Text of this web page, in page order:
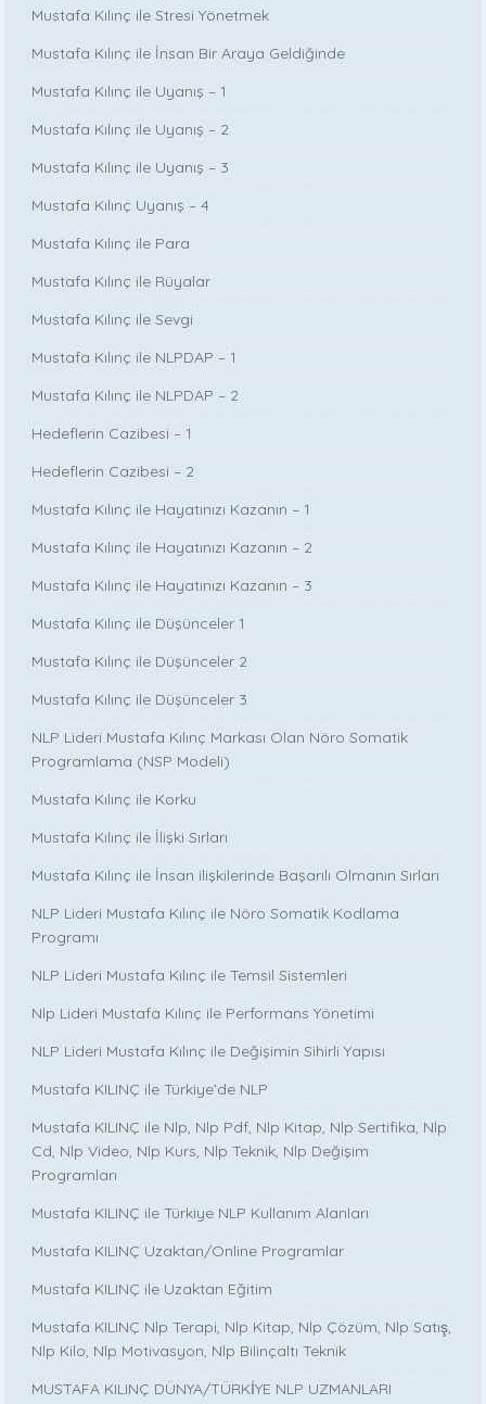
Mustafa Kılınç ile Stresi Yönetmek
Mustafa Kılınç ile İnsan Bir Araya Geldiğinde
Mustafa Kılınç ile Uyanış – 1
Mustafa Kılınç ile Uyanış – 2
Mustafa Kılınç ile Uyanış – 3
Mustafa Kılınç Uyanış – 4
Mustafa Kılınç ile Para
Mustafa Kılınç ile Rüyalar
Mustafa Kılınç ile Sevgi
Mustafa Kılınç ile NLPDAP – 1
Mustafa Kılınç ile NLPDAP – 2
Hedeflerin Cazibesi – 1
Hedeflerin Cazibesi – 2
Mustafa Kılınç ile Hayatınızı Kazanın – 1
Mustafa Kılınç ile Hayatınızı Kazanın – 2
Mustafa Kılınç ile Hayatınızı Kazanın – 3
Mustafa Kılınç ile Düşünceler 1
Mustafa Kılınç ile Düşünceler 2
Mustafa Kılınç ile Düşünceler 3
NLP Lideri Mustafa Kılınç Markası Olan Nöro Somatik
Programlama (NSP Modeli)
Mustafa Kılınç ile Korku
Mustafa Kılınç ile İlişki Sırları
Mustafa Kılınç ile İnsan ilişkilerinde Başarılı Olmanın Sırları
NLP Lideri Mustafa Kılınç ile Nöro Somatik Kodlama
Programı
NLP Lideri Mustafa Kılınç ile Temsil Sistemleri
Nlp Lideri Mustafa Kılınç ile Performans Yönetimi
NLP Lideri Mustafa Kılınç ile Değişimin Sihirli Yapısı
Mustafa KILINÇ ile Türkiye’de NLP
Mustafa KILINÇ ile Nlp, Nlp Pdf, Nlp Kitap, Nlp Sertifika, Nlp
Cd, Nlp Video, Nlp Kurs, Nlp Teknik, Nlp Değişim
Programları
Mustafa KILINÇ ile Türkiye NLP Kullanım Alanları
Mustafa KILINÇ Uzaktan/Online Programlar
Mustafa KILINÇ ile Uzaktan Eğitim
Mustafa KILINÇ Nlp Terapi, Nlp Kitap, Nlp Çözüm, Nlp Satış,
Nlp Kilo, Nlp Motivasyon, Nlp Bilinçaltı Teknik
MUSTAFA KILINÇ DÜNYA/TÜRKİYE NLP UZMANLARI